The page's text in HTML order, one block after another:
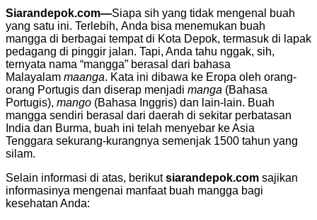
Siarandepok.com—Siapa sih yang tidak mengenal buah
yang satu ini. Terlebih, Anda bisa menemukan buah
mangga di berbagai tempat di Kota Depok, termasuk di lapak
pedagang di pinggir jalan. Tapi, Anda tahu nggak, sih,
ternyata nama “mangga” berasal dari bahasa
Malayalam maanga. Kata ini dibawa ke Eropa oleh orang-
orang Portugis dan diserap menjadi manga (Bahasa
Portugis), mango (Bahasa Inggris) dan lain-lain. Buah
mangga sendiri berasal dari daerah di sekitar perbatasan
India dan Burma, buah ini telah menyebar ke Asia
Tenggara sekurang-kurangnya semenjak 1500 tahun yang
silam.
Selain informasi di atas, berikutsiarandepok.com sajikan
informasinya mengenai manfaat buah mangga bagi
kesehatan Anda: